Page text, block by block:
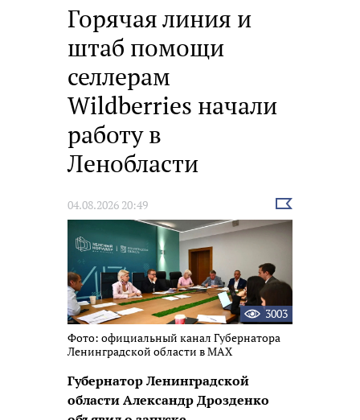
Горячая линия и
штаб помощи
селлерам
Wildberries начали
работу в
Ленобласти
04.08.2026 20:49
Выбрать
новость
3003
Фото: официальный канал Губернатора
Ленинградской области в МАХ
Губернатор Ленинградской
области Александр Дрозденко